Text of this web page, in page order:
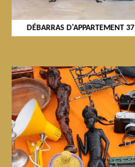
DÉBARRAS D'APPARTEMENT 37